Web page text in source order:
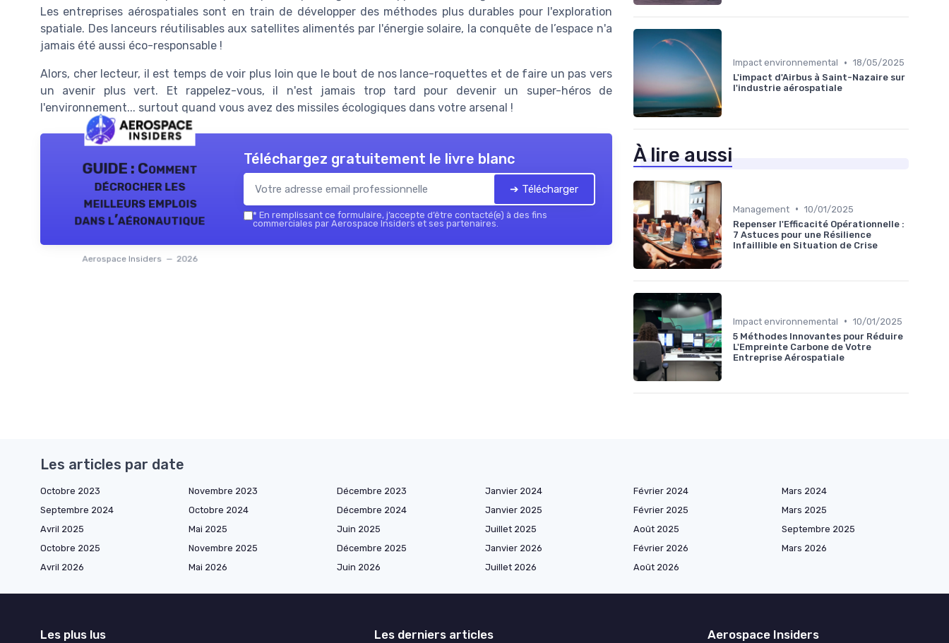
Les entreprises aérospatiales sont en train de développer des méthodes plus durables pour l'exploration
spatiale. Des lanceurs réutilisables aux satellites alimentés par l'énergie solaire, la conquête de l’espace n'a
jamais été aussi éco-responsable !
Alors, cher lecteur, il est temps de voir plus loin que le bout de nos lance-roquettes et de faire un pas vers
un avenir plus vert. Et rappelez-vous, il n'est jamais trop tard pour devenir un super-héros de
l'environnement... surtout quand vous avez des missiles écologiques dans votre arsenal !
GUIDE : Comment
décrocher les
meilleurs emplois
dans l’aéronautique
Aerospace Insiders — 2026
Téléchargez gratuitement le livre blanc
➔ Télécharger
* En remplissant ce formulaire, j’accepte d’être contacté(e) à des fins
commerciales par Aerospace Insiders et ses partenaires.
Impact environnemental • 18/05/2025
L'impact d'Airbus à Saint-Nazaire sur
l'industrie aérospatiale
À lire aussi
Management • 10/01/2025
Repenser l'Efficacité Opérationnelle :
7 Astuces pour une Résilience
Infaillible en Situation de Crise
Impact environnemental • 10/01/2025
5 Méthodes Innovantes pour Réduire
L'Empreinte Carbone de Votre
Entreprise Aérospatiale
Les articles par date
Octobre 2023 Novembre 2023 Décembre 2023 Janvier 2024 Février 2024
Mars 2024
Septembre 2024
Octobre 2024 Décembre 2024 Janvier 2025 Février 2025
Mars 2025
Avril 2025
Mai 2025 Juin 2025 Juillet 2025 Août 2025
Septembre 2025
Octobre 2025
Novembre 2025 Décembre 2025 Janvier 2026 Février 2026
Mars 2026
Avril 2026
Mai 2026 Juin 2026 Juillet 2026 Août 2026
Les plus lus Les derniers articles Aerospace Insiders